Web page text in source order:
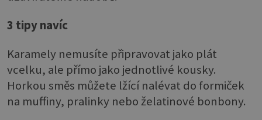
3 tipy navíc
Karamely nemusíte připravovat jako plát
vcelku, ale přímo jako jednotlivé kousky.
Horkou směs můžete lžící nalévat do formiček
na muffiny, pralinky nebo želatinové bonbony.